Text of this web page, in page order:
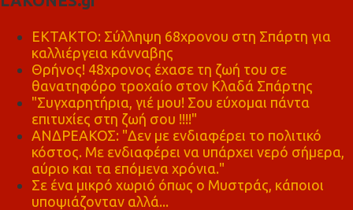
ΕΚΤΑΚΤΟ: Σύλληψη 68χρονου στη Σπάρτη για
καλλιέργεια κάνναβης
Θρήνος! 48χρονος έχασε τη ζωή του σε
θανατηφόρο τροχαίο στον Κλαδά Σπάρτης
"Συγχαρητήρια, γιέ μου! Σου εύχομαι πάντα
επιτυχίες στη ζωή σου !!!!"
ΑΝΔΡΕΑΚΟΣ: "Δεν με ενδιαφέρει το πολιτικό
κόστος. Με ενδιαφέρει να υπάρχει νερό σήμερα,
αύριο και τα επόμενα χρόνια."
Σε ένα μικρό χωριό όπως ο Μυστράς, κάποιοι
υποψιάζονταν αλλά...